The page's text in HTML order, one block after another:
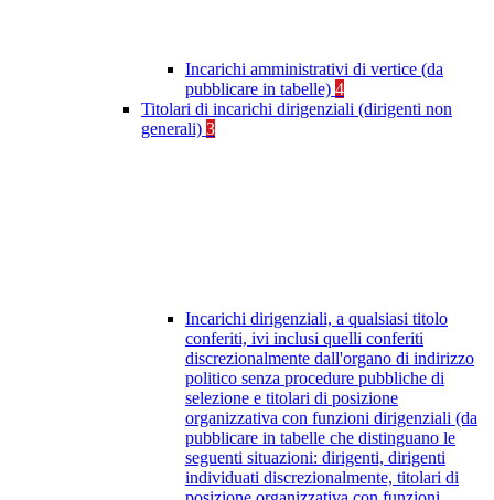
Incarichi amministrativi di vertice (da
pubblicare in tabelle) 4
Titolari di incarichi dirigenziali (dirigenti non
generali) 3
Incarichi dirigenziali, a qualsiasi titolo
conferiti, ivi inclusi quelli conferiti
discrezionalmente dall'organo di indirizzo
politico senza procedure pubbliche di
selezione e titolari di posizione
organizzativa con funzioni dirigenziali (da
pubblicare in tabelle che distinguano le
seguenti situazioni: dirigenti, dirigenti
individuati discrezionalmente, titolari di